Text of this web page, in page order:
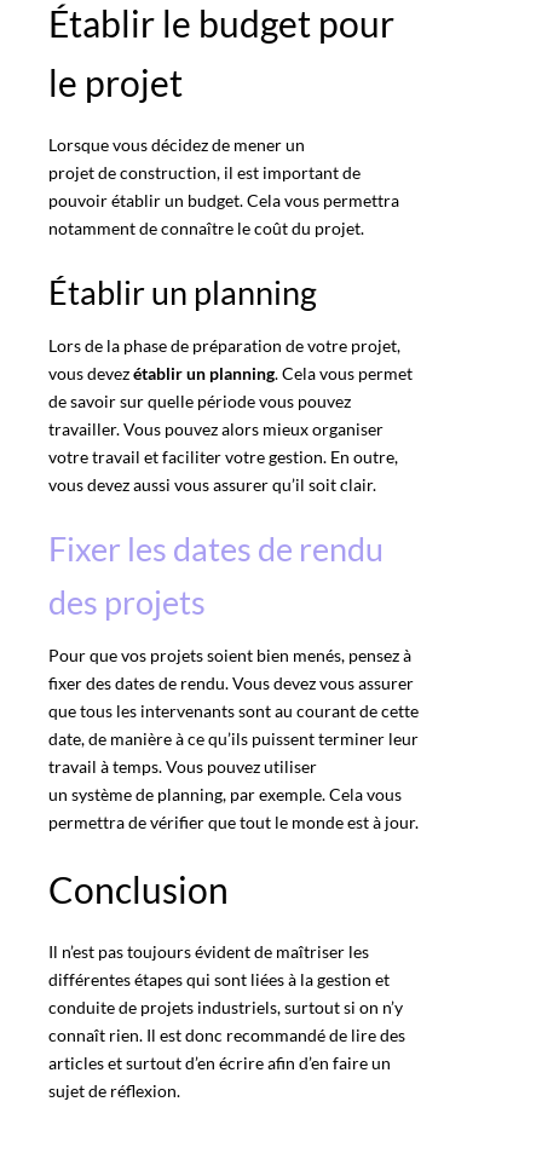
Établir le budget pour
le projet
Lorsque vous décidez de mener un
projet de construction, il est important de
pouvoir établir un budget. Cela vous permettra
notamment de connaître le coût du projet.
Établir un planning
Lors de la phase de préparation de votre projet,
vous devezétablir un planning. Cela vous permet
de savoir sur quelle période vous pouvez
travailler. Vous pouvez alors mieux organiser
votre travail et faciliter votre gestion. En outre,
vous devez aussi vous assurer qu’il soit clair.
Fixer les dates de rendu
des projets
Pour que vos projets soient bien menés, pensez à
fixer des datesde rendu. Vous devez vous assurer
que tous les intervenants sont au courant de cette
date, de manière à ce qu’ils puissent terminer leur
travail à temps. Vous pouvez utiliser
un système de planning, par exemple. Cela vous
permettra de vérifier que tout le monde est à jour.
Conclusion
Il n’est pas toujours évident de maîtriser les
différentes étapesqui sont liées à la gestion et
conduite de projets industriels, surtout si on n’y
connaît rien. Il est donc recommandé de lire des
articles et surtout d’en écrire afin d’en faire un
sujet de réflexion.